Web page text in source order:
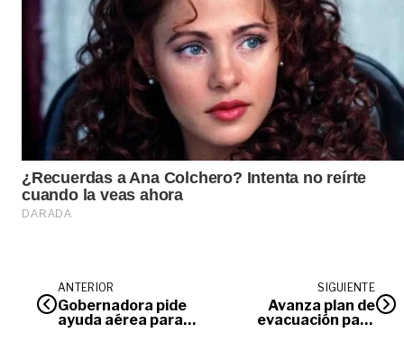
ANTERIOR
Gobernadora pide
ayuda aérea para
SIGUIENTE
Avanza plan de
evacuación para